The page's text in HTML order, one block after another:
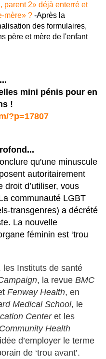
parent 2» déjà enterré et
mère» ? -Après la
des formulaires,
père et mère de l'enfant
mini pénis pour en
!
?p=17807
qu'une minuscule
autoritairement
droit d’utiliser, vous
communauté LGBT
transgenres) a décrété
La nouvelle
féminin est ‘trou
les Instituts de santé
, la revue BMC
Fenway Health, en
Medical School, le
Centeret les
Health
d’employer le terme
de ‘trou avant’.